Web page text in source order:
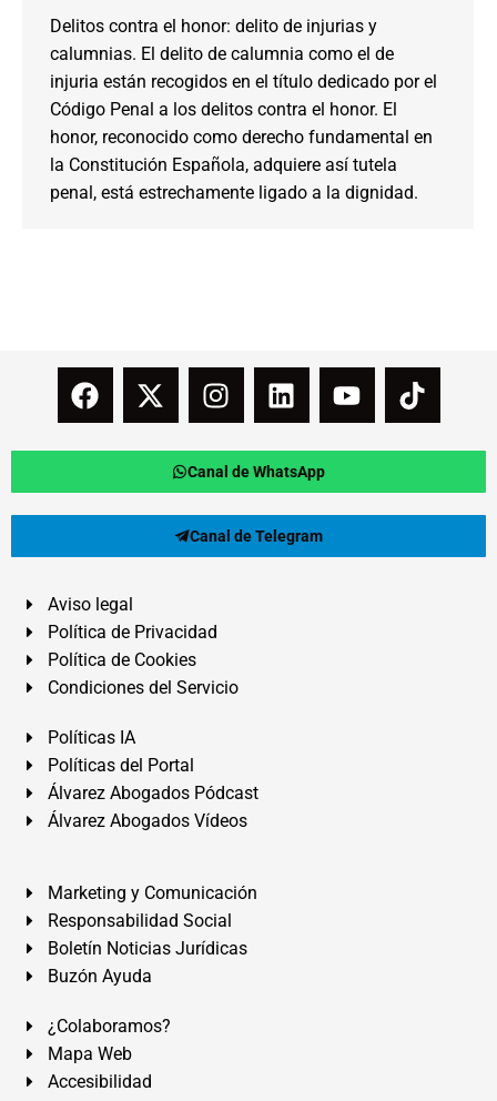
Delitos contra el honor: delito de injurias y
calumnias. El delito de calumnia como el de
injuria están recogidos en el título dedicado por el
Código Penal a los delitos contra el honor. El
honor, reconocido como derecho fundamental en
la Constitución Española, adquiere así tutela
penal, está estrechamente ligado a la dignidad.
Canal de WhatsApp
Canal de Telegram
Aviso legal
Política de Privacidad
Política de Cookies
Condiciones del Servicio
Políticas IA
Políticas del Portal
Álvarez Abogados Pódcast
Álvarez Abogados Vídeos
Marketing y Comunicación
Responsabilidad Social
Boletín Noticias Jurídicas
Buzón Ayuda
¿Colaboramos?
Mapa Web
Accesibilidad